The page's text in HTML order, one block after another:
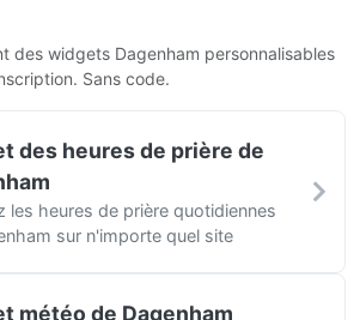
des widgets Dagenham personnalisables
Sans code.
des heures de prière de
les heures de prière quotidiennes
sur n'importe quel site
météo de Dagenham